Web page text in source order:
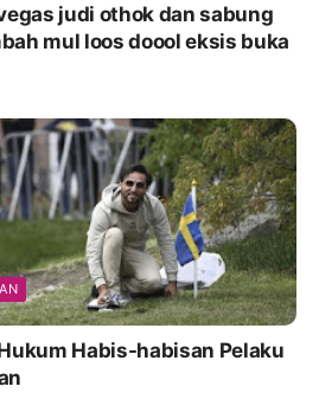
judi othok dan sabung
mul loos doool eksis buka
Habis-habisan Pelaku